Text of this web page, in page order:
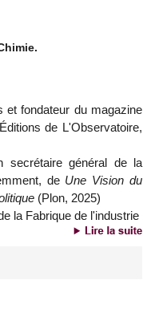
et fondateur du magazine
de L'Observatoire,
secrétaire général de la
de Une Vision du
(Plon, 2025)
la Fabrique de l'industrie